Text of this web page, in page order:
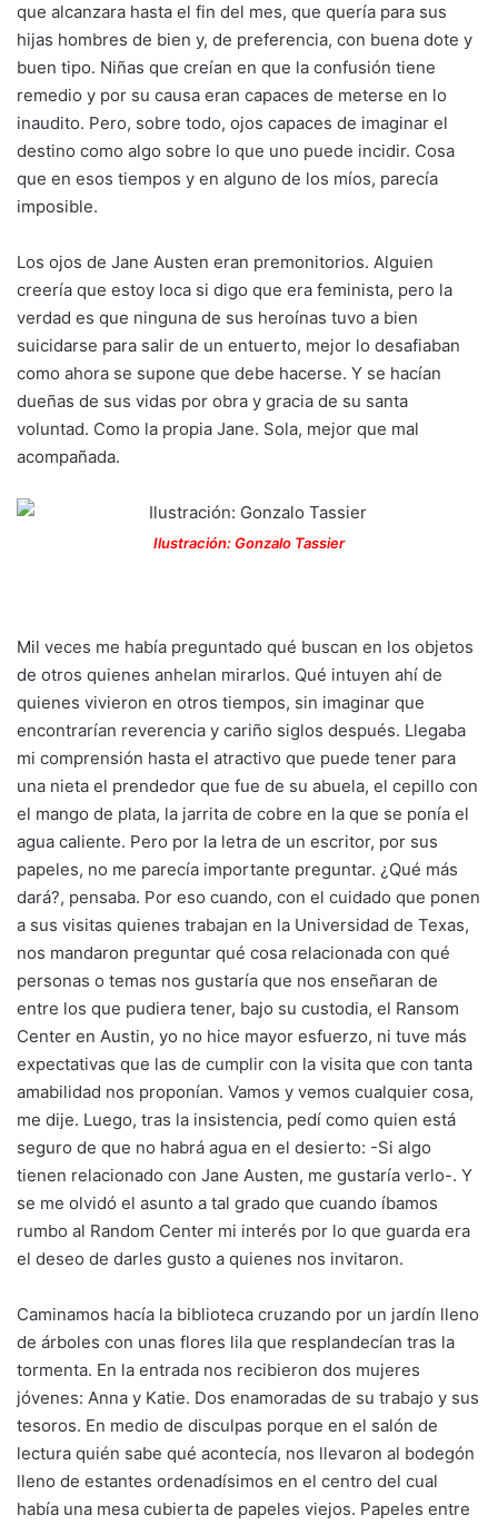
que alcanzara hasta el fin del mes, que quería para sus
hijas hombres de bien y, de preferencia, con buena dote y
buen tipo. Niñas que creían en que la confusión tiene
remedio y por su causa eran capaces de meterse en lo
inaudito. Pero, sobre todo, ojos capaces de imaginar el
destino como algo sobre lo que uno puede incidir. Cosa
que en esos tiempos y en alguno de los míos, parecía
imposible.
Los ojos de Jane Austen eran premonitorios. Alguien
creería que estoy loca si digo que era feminista, pero la
verdad es que ninguna de sus heroínas tuvo a bien
suicidarse para salir de un entuerto, mejor lo desafiaban
como ahora se supone que debe hacerse. Y se hacían
dueñas de sus vidas por obra y gracia de su santa
voluntad. Como la propia Jane. Sola, mejor que mal
acompañada.
Ilustración: Gonzalo Tassier
Mil veces me había preguntado qué buscan en los objetos
de otros quienes anhelan mirarlos. Qué intuyen ahí de
quienes vivieron en otros tiempos, sin imaginar que
encontrarían reverencia y cariño siglos después. Llegaba
mi comprensión hasta el atractivo que puede tener para
una nieta el prendedor que fue de su abuela, el cepillo con
el mango de plata, la jarrita de cobre en la que se ponía el
agua caliente. Pero por la letra de un escritor, por sus
papeles, no me parecía importante preguntar. ¿Qué más
dará?, pensaba. Por eso cuando, con el cuidado que ponen
a sus visitas quienes trabajan en la Universidad de Texas,
nos mandaron preguntar qué cosa relacionada con qué
personas o temas nos gustaría que nos enseñaran de
entre los que pudiera tener, bajo su custodia, el Ransom
Center en Austin, yo no hice mayor esfuerzo, ni tuve más
expectativas que las de cumplir con la visita que con tanta
amabilidad nos proponían. Vamos y vemos cualquier cosa,
me dije. Luego, tras la insistencia, pedí como quien está
seguro de que no habrá agua en el desierto: -Si algo
tienen relacionado con Jane Austen, me gustaría verlo-. Y
se me olvidó el asunto a tal grado que cuando íbamos
rumbo al Random Center mi interés por lo que guarda era
el deseo de darles gusto a quienes nos invitaron.
Caminamos hacía la biblioteca cruzando por un jardín lleno
de árboles con unas flores lila que resplandecían tras la
tormenta. En la entrada nos recibieron dos mujeres
jóvenes: Anna y Katie. Dos enamoradas de su trabajo y sus
tesoros. En medio de disculpas porque en el salón de
lectura quién sabe qué acontecía, nos llevaron al bodegón
lleno de estantes ordenadísimos en el centro del cual
había una mesa cubierta de papeles viejos. Papeles entre